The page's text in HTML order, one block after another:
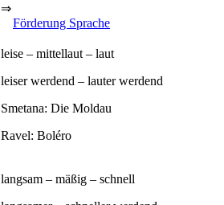
⇒
Förderung Sprache
leise – mittellaut – laut
leiser werdend – lauter werdend
Smetana: Die Moldau
Ravel: Boléro
langsam – mäßig – schnell